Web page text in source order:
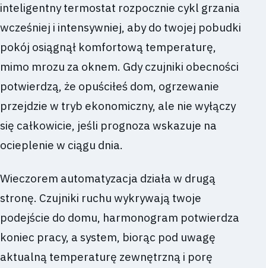
inteligentny termostat rozpocznie cykl grzania
wcześniej i intensywniej, aby do twojej pobudki
pokój osiągnął komfortową temperaturę,
mimo mrozu za oknem. Gdy czujniki obecności
potwierdzą, że opuściłeś dom, ogrzewanie
przejdzie w tryb ekonomiczny, ale nie wyłączy
się całkowicie, jeśli prognoza wskazuje na
ocieplenie w ciągu dnia.
Wieczorem automatyzacja działa w drugą
stronę. Czujniki ruchu wykrywają twoje
podejście do domu, harmonogram potwierdza
koniec pracy, a system, biorąc pod uwagę
aktualną temperaturę zewnętrzną i porę